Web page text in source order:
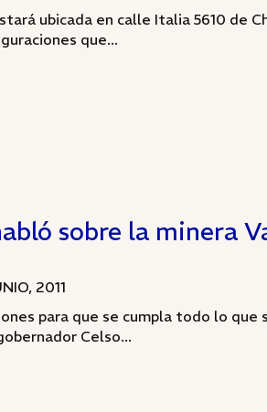
ubicada en calle Italia 5610 de
que...
sobre la minera
2011
para que se cumpla todo lo que
Celso...